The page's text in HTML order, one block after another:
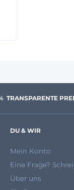
TRANSPARENTE
DU & WIR
Mein Konto
Eine Frage?
Über uns